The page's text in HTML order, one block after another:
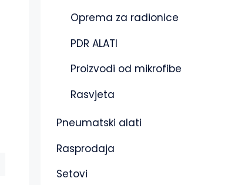
Oprema za radionice
PDR ALATI
Proizvodi od mikrofibe
Rasvjeta
Pneumatski alati
Rasprodaja
Setovi